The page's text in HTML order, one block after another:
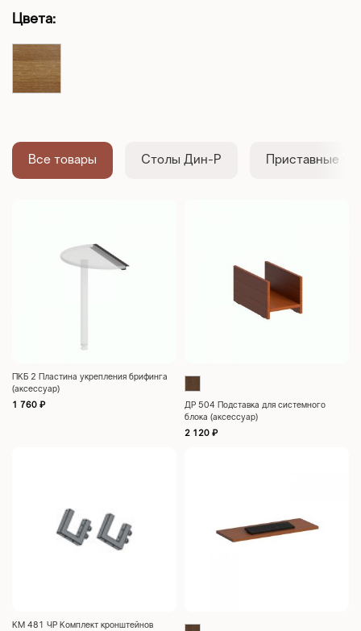
Цвета:
Все товары Столы Дин-Р Приставные
ПКБ 2 Пластина укрепления брифинга
(аксессуар)
1 760 ₽
ДР 504 Подставка для системного
блока (аксессуар)
2 120 ₽
КМ 481 ЧР Комплект кронштейнов